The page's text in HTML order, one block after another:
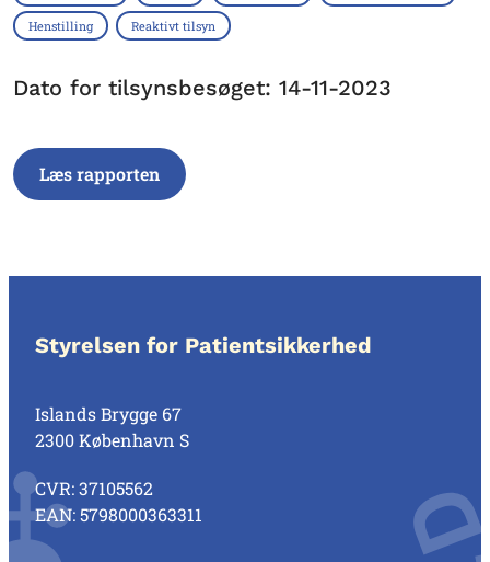
Henstilling Reaktivt tilsyn
Dato for tilsynsbesøget: 14-11-2023
Læs rapporten
Styrelsen for Patientsikkerhed
Islands Brygge 67
2300 København S
CVR: 37105562
EAN: 5798000363311